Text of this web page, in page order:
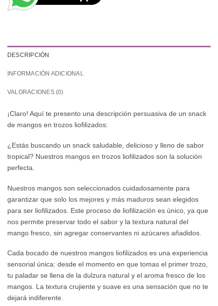
DESCRIPCIÓN
INFORMACIÓN ADICIONAL
VALORACIONES (0)
¡Claro! Aquí te presento una descripción persuasiva de un snack
de mangos en trozos liofilizados:
¿Estás buscando un snack saludable, delicioso y lleno de sabor
tropical? Nuestros mangos en trozos liofilizados son la solución
perfecta.
Nuestros mangos son seleccionados cuidadosamente para
garantizar que solo los mejores y más maduros sean elegidos
para ser liofilizados. Este proceso de liofilización es único, ya que
nos permite preservar todo el sabor y la textura natural del
mango fresco, sin agregar conservantes ni azúcares añadidos.
Cada bocado de nuestros mangos liofilizados es una experiencia
sensorial única: desde el momento en que tomas el primer trozo,
tu paladar se llena de la dulzura natural y el aroma fresco de los
mangos. La textura crujiente y suave es una sensación que no te
dejará indiferente.